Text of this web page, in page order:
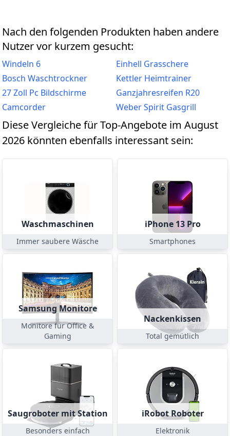
Nach den folgenden Produkten haben andere
Nutzer vor kurzem gesucht:
Windeln 6
Einhell Grasschere
Bosch Waschtrockner
Kettler Heimtrainer
27 Zoll Pc Bildschirme
Ganzjahresreifen R20
Camcorder
Weber Spirit Gasgrill
Diese Vergleiche für Top-Angebote im August
2026 könnten ebenfalls interessant sein:
Waschmaschinen
Immer saubere Wäsche
iPhone 13 Pro
Smartphones
Samsung Monitore
Monitore für Office &
Gaming
Nackenkissen
Total gemütlich
Saugroboter mit Station
Besonders einfach
iRobot Roboter
Elektronik